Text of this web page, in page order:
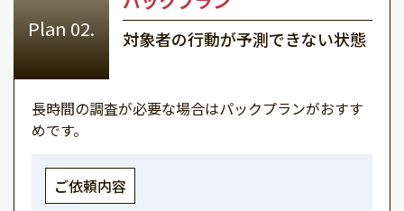
対象者の行動が予測できない状態
長時間の調査が必要な場合はパックプランがおすす
めです。
ご依頼内容